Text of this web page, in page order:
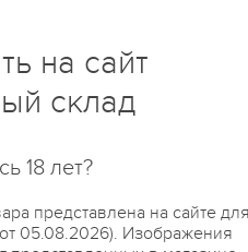
3-замещенный), красители
антислеживающий агент -
вкусоароматические
на сайт
склад
18 лет?
представлена на сайте для
05.08.2026). Изображения